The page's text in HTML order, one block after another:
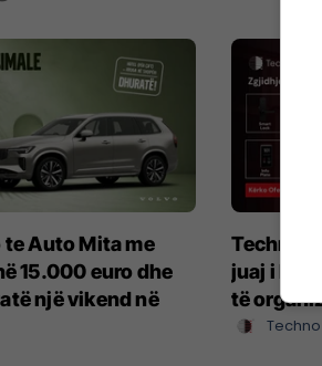
te Auto Mita me
15.000 euro dhe
një vikend në
Techno
juaj i
të